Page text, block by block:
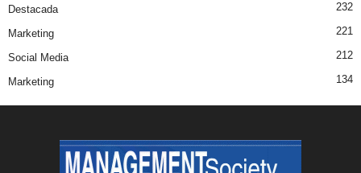
Destacada 232
Marketing 221
Social Media 212
Marketing 134